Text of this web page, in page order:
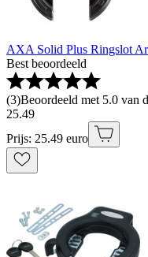
AXA Solid Plus Ringslot
Best beoordeeld
(3)Beoordeeld met 5.0 van
25.49
Prijs: 25.49 euro